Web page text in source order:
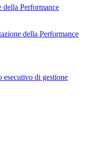
della Performance
della Performance
esecutivo di gestione